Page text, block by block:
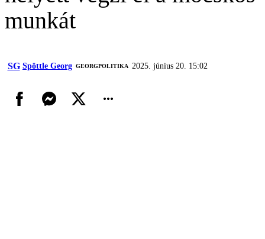
munkát
SG Spöttle Georg ‎GEORGPOLITIKA 2025. június 20. 15:02